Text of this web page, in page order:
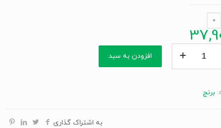
0
افزودن به سبد
برنج
به اشتراک گذاری